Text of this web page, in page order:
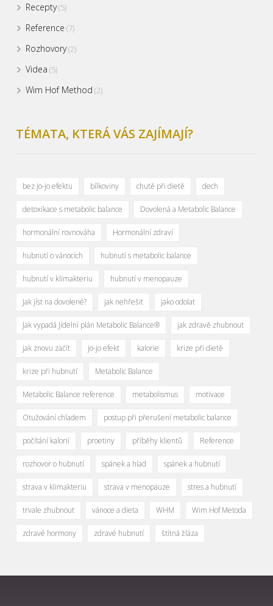
Recepty(5)
Reference (7)
Rozhovory(2)
Videa (5)
Wim Hof Method (2)
TÉMATA, KTERÁ VÁS ZAJÍMAJÍ?
bez jo-jo efektu bílkoviny chutě při dietě dech
detoxikace s metabolic balance Dovolená a Metabolic Balance
hormonální rovnováha Hormonální zdraví
hubnutí o vánocích hubnutí s metabolic balance
hubnutí v klimakteriu hubnutí v menopauze
Jak jíst na dovolené? jak nehřešit jako odolat
Jak vypadá Jídelní plán Metabolic Balance® jak zdravě zhubnout
jak znovu začít jo-jo efekt kalorie krize při dietě
krize při hubnutí Metabolic Balance
Metabolic Balance reference metabolismus motivace
Otužování chladem postup při přerušení metabolic balance
počítání kalorií proetiny příběhy klientů Reference
rozhovor o hubnutí spánek a hlad spánek a hubnutí
strava v klimakteriu strava v menopauze stres a hubnutí
trvale zhubnout vánoce a dieta WHM Wim Hof Metoda
zdravé hormony zdravé hubnutí štítná žláza